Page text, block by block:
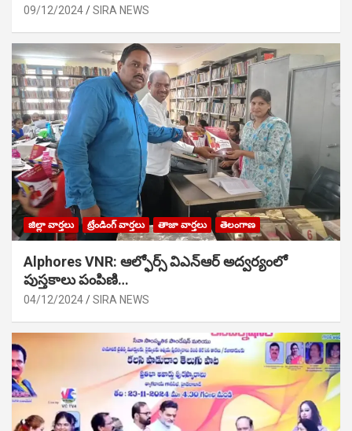
09/12/2024 SIRA NEWS
జిల్లా వార్తలు ట్రేండింగ్ వార్తలు తాజా వార్తలు తెలంగాణ
Alphores VNR: ఆల్ఫోర్స్ విఎన్ఆర్ అద్వర్యంలో
పుస్తకాలు పంపిణి…
04/12/2024 SIRA NEWS